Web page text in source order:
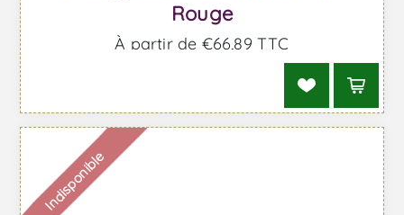
Rouge
À partir de €66,89 TTC
Indisponible